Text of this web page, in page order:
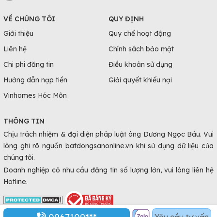
VỀ CHÚNG TÔI
Giới thiệu
Liên hệ
Chi phí đăng tin
Hướng dẫn nạp tiền
Vinhomes Hóc Môn
QUY ĐỊNH
Quy chế hoạt động
Chính sách bảo mật
Điều khoản sử dụng
Giải quyết khiếu nại
THÔNG TIN
Chịu trách nhiệm & đại diện pháp luật ông Dương Ngọc Báu. Vui
lòng ghi rõ nguồn batdongsanonline.vn khi sử dụng dữ liệu của
chúng tôi.
Doanh nghiệp có nhu cầu đăng tin số lượng lớn, vui lòng liên hệ
Hotline.